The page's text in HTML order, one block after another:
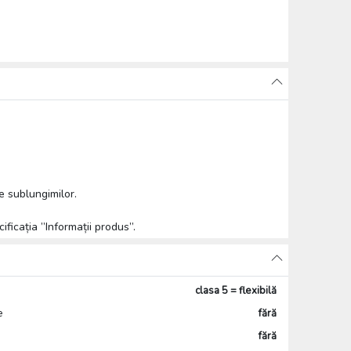
sublungimilor.
”Informații produs”.
clasa 5 = flexibilă
fără
fără